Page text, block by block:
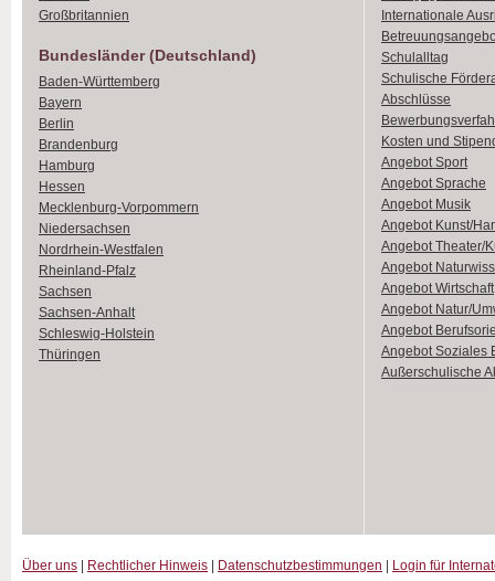
Großbritannien
Bundesländer (Deutschland)
Baden-Württemberg
Bayern
Berlin
Brandenburg
Hamburg
Hessen
Mecklenburg-Vorpommern
Niedersachsen
Nordrhein-Westfalen
Rheinland-Pfalz
Sachsen
Sachsen-Anhalt
Schleswig-Holstein
Thüringen
Internationale
Schulalltag
Schulische
Abschlüsse
Kosten und
Angebot Sport
Angebot Sprache
Angebot Musik
Angebot Kunst/
Angebot Theater/
Angebot
Angebot Wirtschaft
Angebot Natur/
Angebot
Angebot Soziales
Außerschulische
Über uns Rechtlicher Hinweis Datenschutzbestimmungen Login für